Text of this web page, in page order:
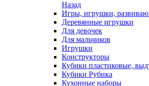
Назад
Игры, игрушки,
Деревянные игрушки
Для девочек
Для мальчиков
Игрушки
Конструкторы
Кубики пластиковые,
Кубики Рубика
Кухонные наборы